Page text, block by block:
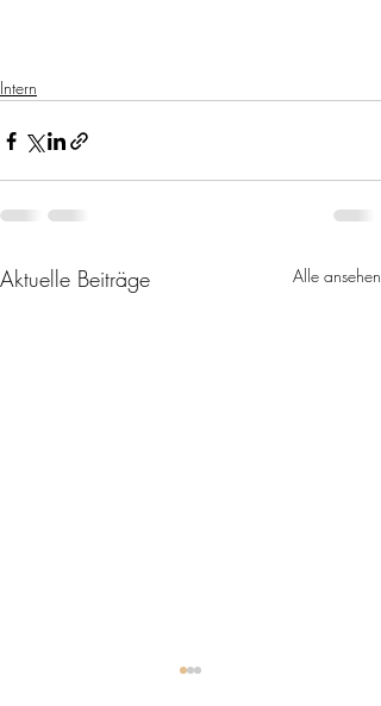
Intern
Aktuelle Beiträge Alle ansehen